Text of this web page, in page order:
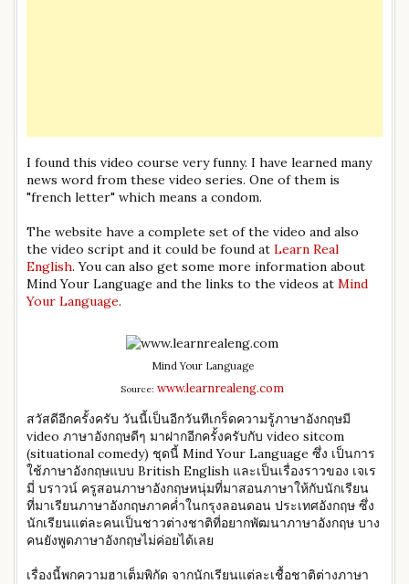
I found this video course very funny. I have learned many
news word from these video series. One of them is
"french letter" which means a condom.
The website have a complete set of the video and also
the video script and it could be found at Learn Real
English. You can also get some more information about
Mind Your Language and the links to the videos at Mind
Your Language.
Mind Your Language
Source: www.learnrealeng.com
สวัสดีอีกครั้งครับ วันนี้เป็นอีกวันทีเกร็ดความรู้ภาษาอังกฤษมี
video ภาษาอังกฤษดีๆ มาฝากอีกครั้งครับกับ video sitcom
(situational comedy) ชุดนี้ Mind Your Language ซึ่ง เป็นการ
ใช้ภาษาอังกฤษแบบ British English และเป็นเรื่องราวของ เจเร
มี่ บราวน์ ครูสอนภาษาอังกฤษหนุ่มที่มาสอนภาษาให้กับนักเรียน
ที่มาเรียนภาษาอังกฤษภาคค่ำในกรุงลอนดอน ประเทศอังกฤษ ซึ่ง
นักเรียนแต่ละคนเป็นชาวต่างชาติที่อยากพัฒนาภาษาอังกฤษ บาง
คนยังพูดภาษาอังกฤษไม่ค่อยได้เลย
เรื่องนี้พกความฮาเต็มพิกัด จากนักเรียนแต่ละเชื้อชาติต่างภาษา